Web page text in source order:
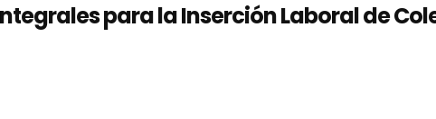
para la Inserción Laboral de